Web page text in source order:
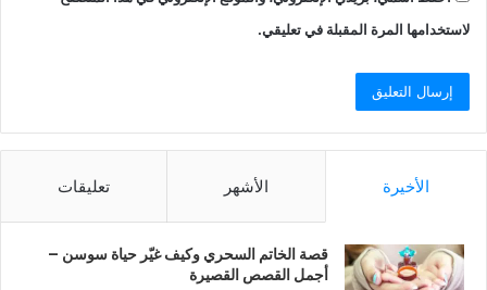
لاستخدامها المرة المقبلة في تعليقي.
الأخيرة الأشهر تعليقات
قصة الخاتم السحري وكيف غيّر حياة سوسن –
أجمل القصص القصيرة